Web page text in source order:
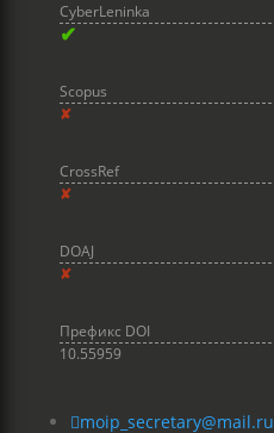
CyberLeninka
✔
Scopus
✘
CrossRef
✘
DOAJ
✘
Префикс DOI
10.55959
moip_secretary@mail.ru